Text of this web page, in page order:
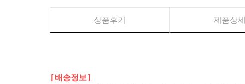
상품후기 제품상세
[배송정보]